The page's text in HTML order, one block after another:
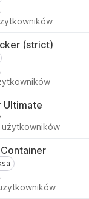
(strict)
Ultimate
użytkowników